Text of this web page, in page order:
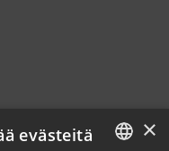
×
evästeitä